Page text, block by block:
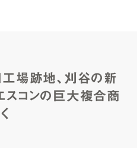
工場跡地、刈谷の新
スコンの巨大複合商